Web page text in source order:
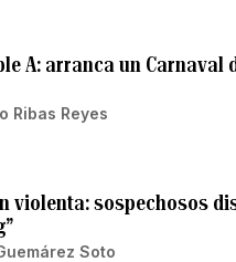
A: arranca un Carnaval
Ribas Reyes
violenta: sospechosos
Soto